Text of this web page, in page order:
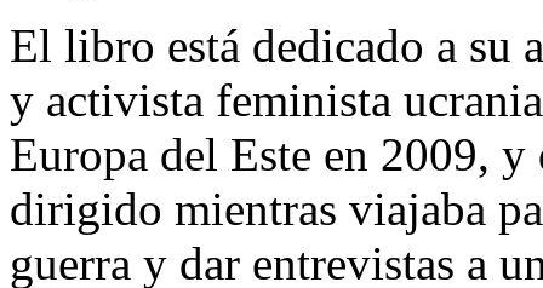
El libro está dedicado a su
y activista feminista
Europa del Este en 2009,
dirigido mientras viajaba
guerra y dar entrevistas a